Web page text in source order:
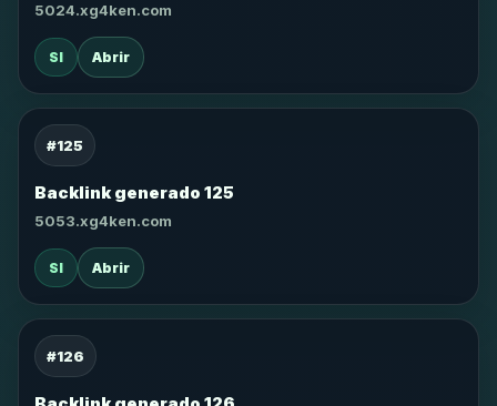
5024.xg4ken.com
SI Abrir
#125
Backlink generado 125
5053.xg4ken.com
SI Abrir
#126